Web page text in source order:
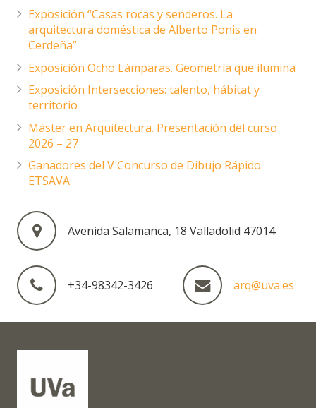
Exposición “Casas rocas y senderos. La
arquitectura doméstica de Alberto Ponis en
Cerdeña”
Exposición Ocho Lámparas. Geometría que ilumina
Exposición Intersecciones: talento, hábitat y
territorio
Máster en Arquitectura. Presentación del curso
2026 – 27
Ganadores del V Concurso de Dibujo Rápido
ETSAVA
Avenida Salamanca, 18 Valladolid 47014
+34-98342-3426 arq@uva.es